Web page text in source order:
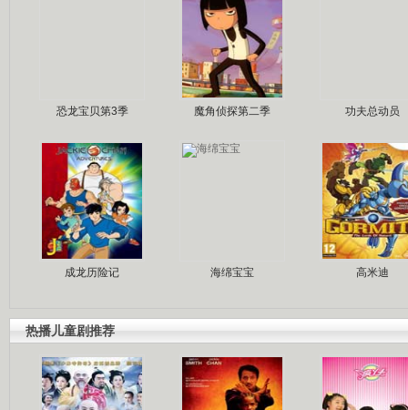
恐龙宝贝第3季 魔角侦探第二季 功夫总动员
成龙历险记 海绵宝宝 高米迪
热播儿童剧推荐